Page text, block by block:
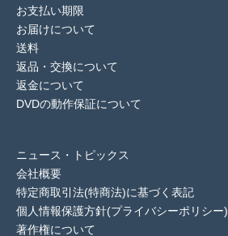
お支払い期限
お届けについて
送料
返品・交換について
返金について
DVDの動作保証について
ニュース・トピックス
会社概要
特定商取引法(特商法)に基づく表記
個人情報保護方針(プライバシーポリシー)
著作権について